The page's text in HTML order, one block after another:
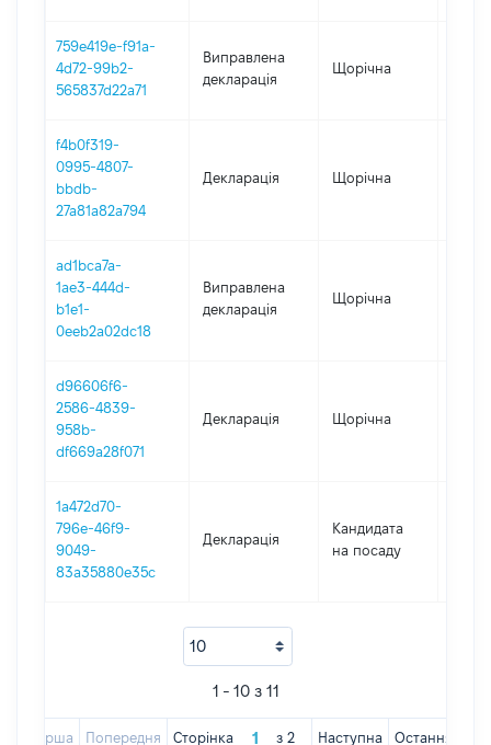
759e419e-f91a-
4d72-99b2-
565837d22a71
Виправлена
декларація
Щорічна
f4b0f319-
0995-4807-
bbdb-
27a81a82a794
Декларація Щорічна
ad1bca7a-
1ae3-444d-
b1e1-
0eeb2a02dc18
Виправлена
декларація
Щорічна
d96606f6-
2586-4839-
958b-
df669a28f071
Декларація Щорічна
1a472d70-
796e-46f9-
9049-
83a35880e35c
Декларація
Кандидата
на посаду
1 - 10 з 11
Перша Попередня Сторінка з 2 Наступна Остання